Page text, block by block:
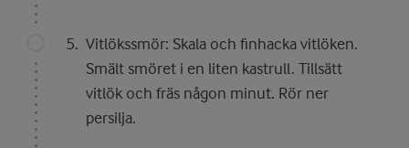
Vitlökssmör: Skala och finhacka vitlöken.
Smält smöret i en liten kastrull. Tillsätt
vitlök och fräs någon minut. Rör ner
persilja.